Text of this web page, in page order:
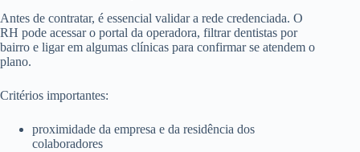
Antes de contratar, é essencial validar a rede credenciada. O
RH pode acessar o portal da operadora, filtrar dentistas por
bairro e ligar em algumas clínicas para confirmar se atendem o
plano.
Critérios importantes:
proximidade da empresa e da residência dos
colaboradores